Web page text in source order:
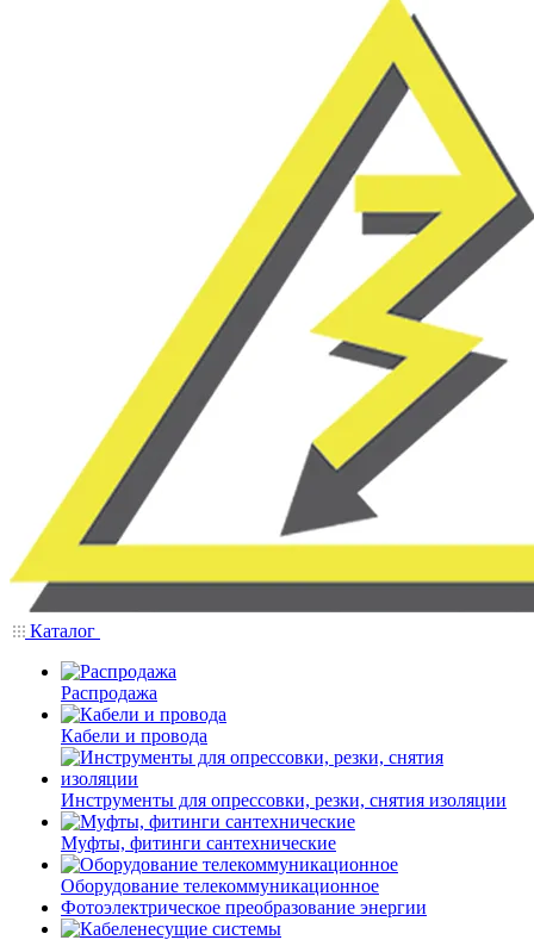
Каталог
Распродажа
Кабели и провода
Инструменты для опрессовки, резки, снятия изоляции
Муфты, фитинги сантехнические
Оборудование телекоммуникационное
Фотоэлектрическое преобразование энергии